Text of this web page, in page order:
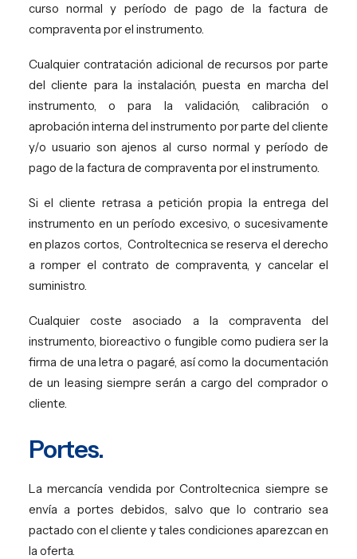
curso normal y período de pago de la factura de
compraventa por el instrumento.
Cualquier contratación adicional de recursos por parte
del cliente para la instalación, puesta en marcha del
instrumento, o para la validación, calibración o
aprobación interna del instrumento por parte del cliente
y/o usuario son ajenos al curso normal y período de
pago de la factura de compraventa por el instrumento.
Si el cliente retrasa a petición propia la entrega del
instrumento en un período excesivo, o sucesivamente
en plazos cortos, Controltecnica se reserva el derecho
a romper el contrato de compraventa, y cancelar el
suministro.
Cualquier coste asociado a la compraventa del
instrumento, bioreactivo o fungible como pudiera ser la
firma de una letra o pagaré, así como la documentación
de un leasing siempre serán a cargo del comprador o
cliente.
Portes.
La mercancía vendida por Controltecnica siempre se
envía a portes debidos, salvo que lo contrario sea
pactado con el cliente y tales condiciones aparezcan en
la oferta.